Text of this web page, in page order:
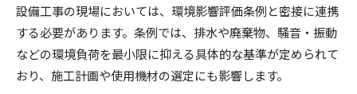
設備工事の現場においては、環境影響評価条例と密接に連携
する必要があります。条例では、排水や廃棄物、騒音・振動
などの環境負荷を最小限に抑える具体的な基準が定められて
おり、施工計画や使用機材の選定にも影響します。